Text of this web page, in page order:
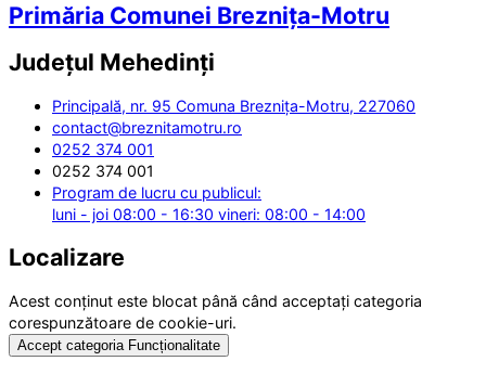
Primăria Comunei Breznița-Motru
Județul Mehedinți
Principală, nr. 95 Comuna Breznița-Motru, 227060
contact@breznitamotru.ro
0252 374 001
0252 374 001
Program de lucru cu publicul:
luni - joi 08:00 - 16:30 vineri: 08:00 - 14:00
Localizare
Acest conținut este blocat până când acceptați categoria
corespunzătoare de cookie-uri.
Accept categoria Funcționalitate